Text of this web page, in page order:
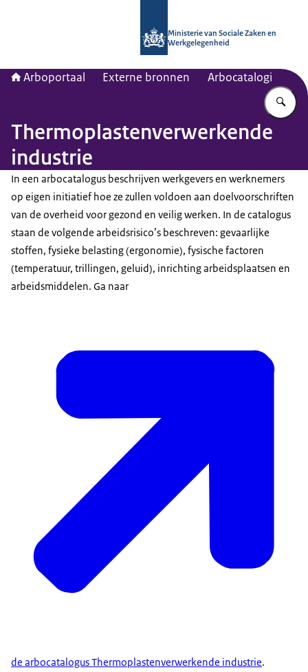
Ministerie van Sociale Zaken en
Werkgelegenheid
Arboportaal Externe bronnen Arbocatalogi
Thermoplastenverwerkende
industrie
In een arbocatalogus beschrijven werkgevers en werknemers
op eigen initiatief hoe ze zullen voldoen aan doelvoorschriften
van de overheid voor gezond en veilig werken. In de catalogus
staan de volgende arbeidsrisico’s beschreven: gevaarlijke
stoffen, fysieke belasting (ergonomie), fysische factoren
(temperatuur, trillingen, geluid), inrichting arbeidsplaatsen en
arbeidsmiddelen. Ga naar
de arbocatalogus Thermoplastenverwerkende industrie.